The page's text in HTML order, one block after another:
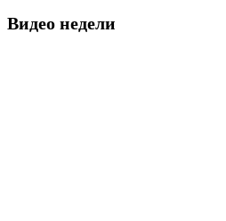
Видео недели